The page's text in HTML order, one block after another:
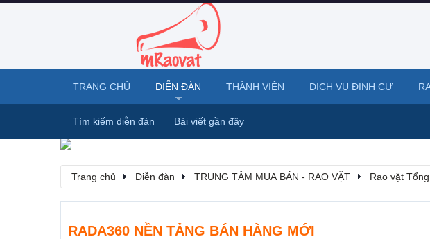
Trang chủ Diễn đàn TRUNG TÂM MUA BÁN - RAO VẶT Rao vặt
RADA360 NỀN TẢNG BÁN HÀNG MỚI
TRANG CHỦ DIỄN ĐÀN
Tìm kiếm diễn đàn Bài viết gần đây
THÀNH VIÊN DỊCH VỤ ĐỊNH CƯ